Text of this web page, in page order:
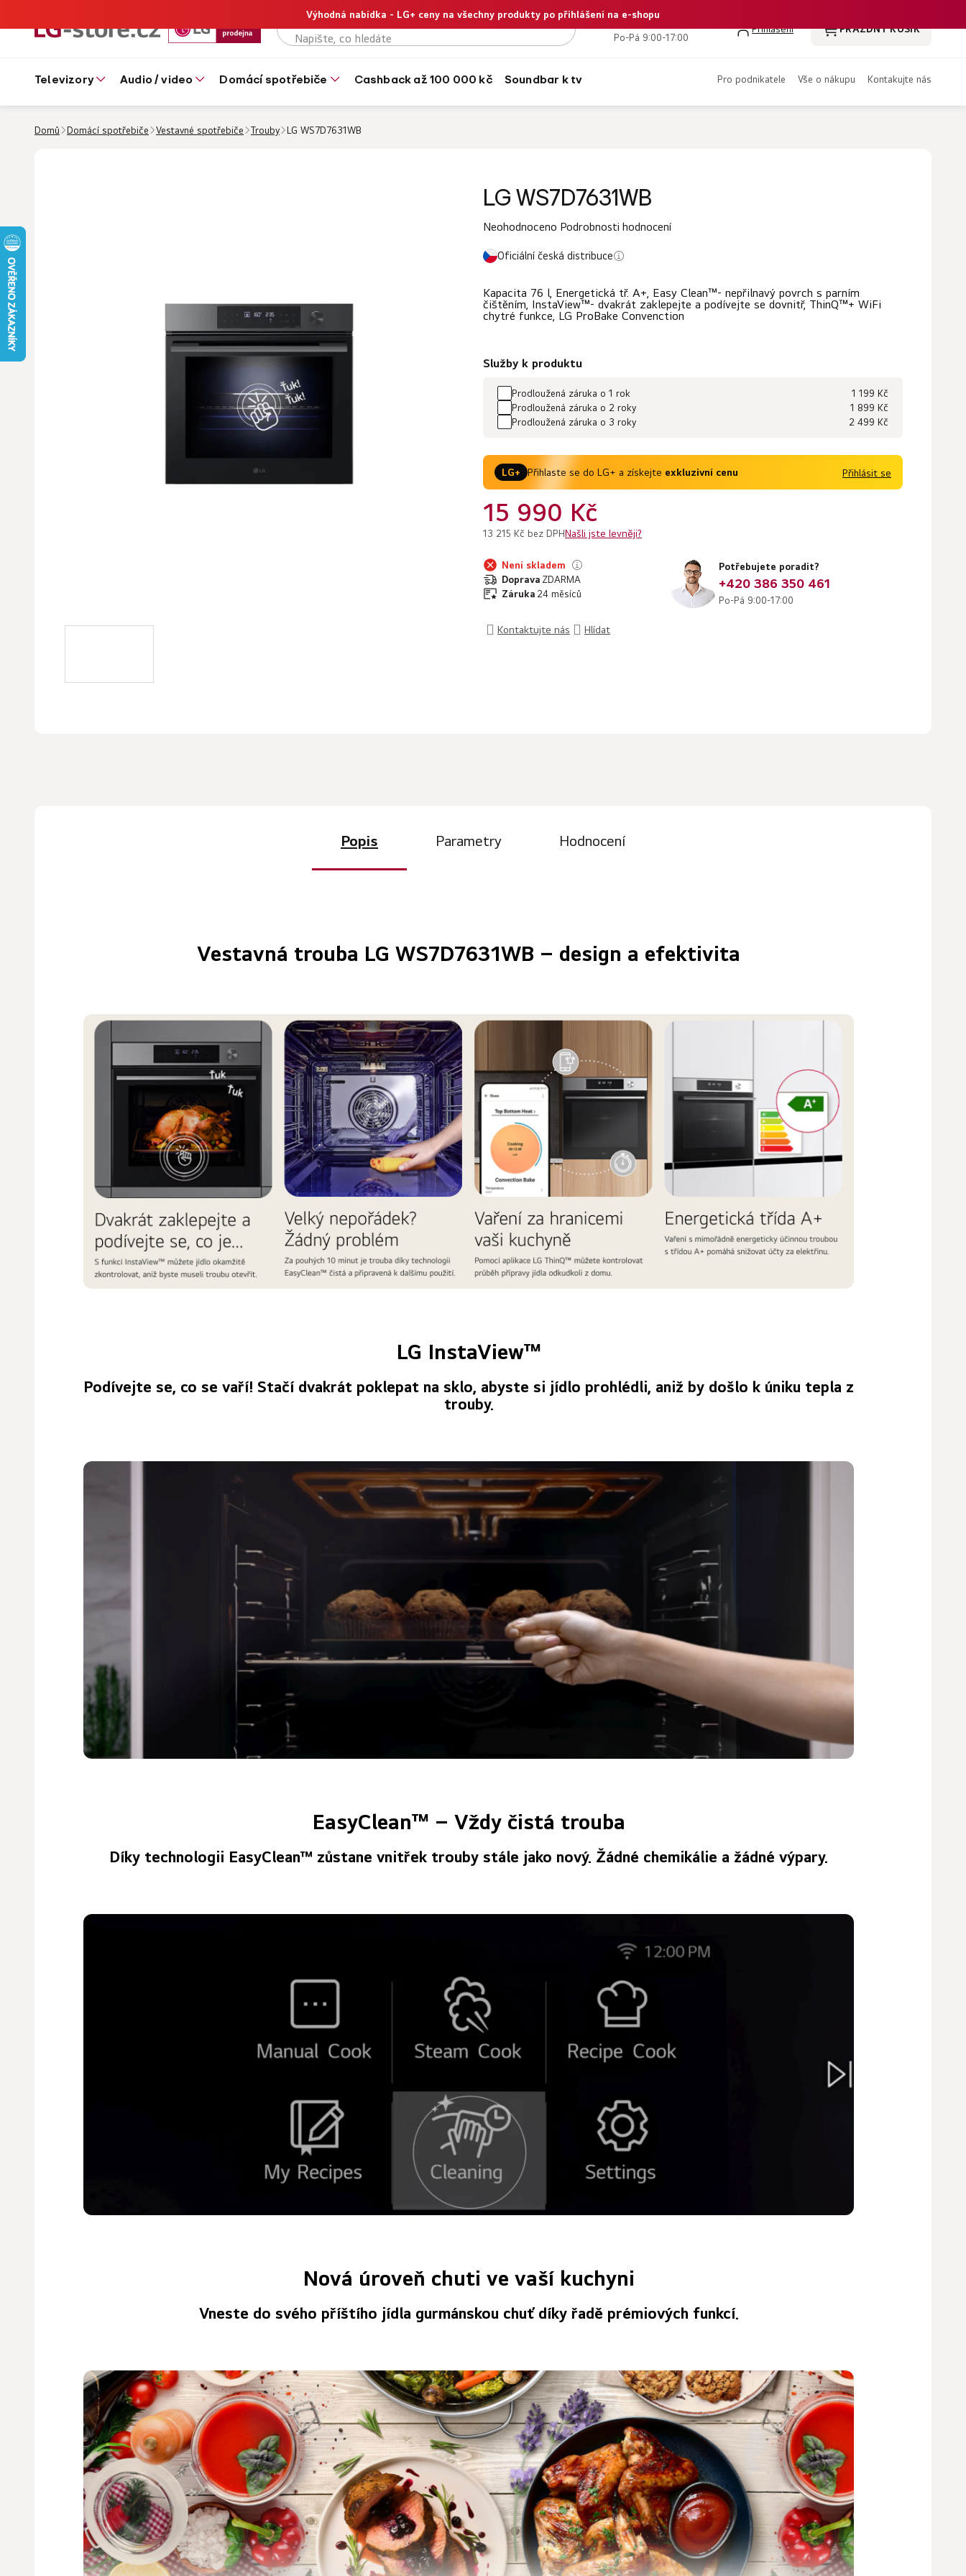
Výhodná nabídka - LG+ ceny na všechny produkty po přihlášení na e-shopu+420 386 350 461
Po-Pá 9:00-17:00
Přihlášení
NÁKUPNÍ
PRÁZDNÝ KOŠÍK
televizory audio / video domácí spotřebiče cashback až 100 000 kč soundbar k tv pro podnikatele vše o nákupu kontakujte nás
Domů Domácí spotřebiče Vestavné spotřebiče Trouby LG WS7D7631WB
LG WS7D7631WB
Průměrné
produktu
0,0
z
hvězdiček.
Neohodnoceno Podrobnosti hodnocení
Oficiální česká distribuce
Kapacita 76 l, Energetická tř. A+, Easy Clean™- nepřilnavý povrch s parním
čištěním, InstaView™- dvakrát zaklepejte a podívejte se dovnitř, ThinQ™+ WiFi
chytré funkce, LG ProBake Convenction
Služby k produktu
Prodloužená záruka o 1 rok
1 199 Kč
Prodloužená záruka o 2 roky
1 899 Kč
Prodloužená záruka o 3 roky
2 499 Kč
LG+ Přihlaste se do LG+ a získejte exkluzivní cenu Přihlásit se
15 990 Kč
13 215 Kč bez DPHNašli jste levněji?
Není skladem
Doprava ZDARMA
Záruka 24 měsíců
Potřebujete poradit?
+420 386 350 461
Po-Pá 9:00-17:00
Kontaktujte nás Hlídat
Popis Parametry Hodnocení
Vestavná trouba LG WS7D7631WB – design a efektivita
LG InstaView™
Podívejte se, co se vaří! Stačí dvakrát poklepat na sklo, abyste si jídlo prohlédli, aniž by došlo k úniku tepla z
trouby.
EasyClean™ – Vždy čistá trouba
Díky technologii EasyClean™ zůstane vnitřek trouby stále jako nový. Žádné chemikálie a žádné výpary.
Nová úroveň chuti ve vaší kuchyni
Vneste do svého příštího jídla gurmánskou chuť díky řadě prémiových funkcí.